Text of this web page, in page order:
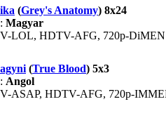
(Grey's Anatomy) 8x24
Magyar
LOL, HDTV-AFG, 720p-
(True Blood) 5x3
Angol
ASAP, HDTV-AFG, 720p-